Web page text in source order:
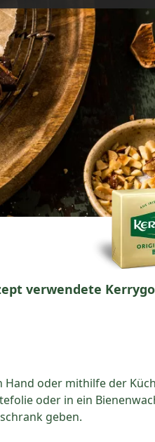
verwendete
Hand oder mithilfe der
oder in ein
geben.